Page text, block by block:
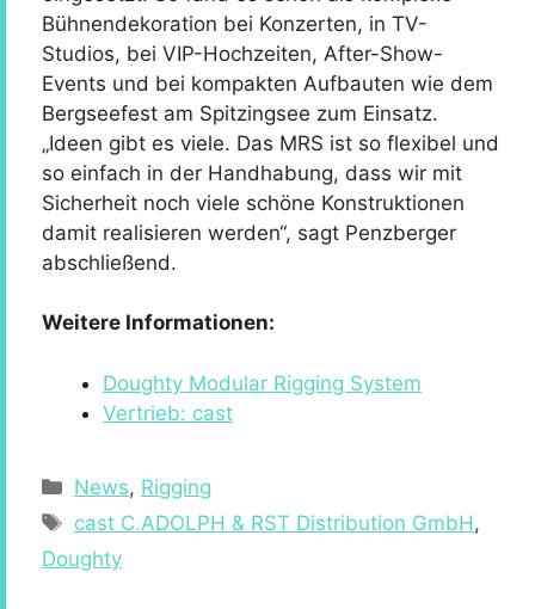
Bühnendekoration bei Konzerten, in TV-
Studios, bei VIP-Hochzeiten, After-Show-
Events und bei kompakten Aufbauten wie dem
Bergseefest am Spitzingsee zum Einsatz.
„Ideen gibt es viele. Das MRS ist so flexibel und
so einfach in der Handhabung, dass wir mit
Sicherheit noch viele schöne Konstruktionen
damit realisieren werden“, sagt Penzberger
abschließend.
Weitere Informationen:
Doughty Modular Rigging System
Vertrieb: cast
Kategorien
News, Rigging
Schlagwörter
cast C.ADOLPH & RST Distribution GmbH ,
Doughty